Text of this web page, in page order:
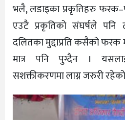
भलै, लडाइका प्रकृतिहरु
एउटै प्रकृतिको संघर्षले पनि
दलितका मुद्दाप्रति कसैको
मात्र पनि पुग्दैन ।
सशक्तीकरणमा लाग्न जरुरी